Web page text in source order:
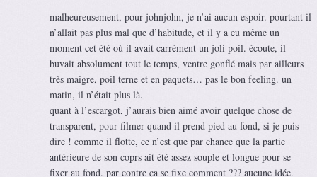
malheureusement, pour johnjohn, je n’ai aucun espoir. pourtant il
n’allait pas plus mal que d’habitude, et il y a eu même un
moment cet été où il avait carrément un joli poil. écoute, il
buvait absolument tout le temps, ventre gonflé mais par ailleurs
très maigre, poil terne et en paquets… pas le bon feeling. un
matin, il n’était plus là.
quant à l’escargot, j’aurais bien aimé avoir quelque chose de
transparent, pour filmer quand il prend pied au fond, si je puis
dire ! comme il flotte, ce n’est que par chance que la partie
antérieure de son coprs ait été assez souple et longue pour se
fixer au fond. par contre ça se fixe comment ??? aucune idée.